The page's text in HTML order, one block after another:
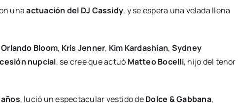
unaactuación del DJ Cassidy, y se espera una velada llena
Orlando Bloom, Kris Jenner, Kim Kardashian, Sydney
nupcial, se cree que actuó Matteo Bocelli, hijo del tenor
años, lució un espectacular vestido deDolce & Gabbana,